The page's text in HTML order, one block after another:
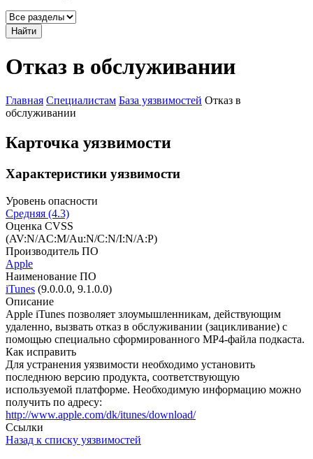
Найти
Отказ в обслуживании
Главная Специалистам База уязвимостей Отказ в
обслуживании
Карточка уязвимости
Характеристики уязвимости
Уровень опасности
Средняя (4.3)
Оценка CVSS
(AV:N/AC:M/Au:N/C:N/I:N/A:P)
Производитель ПО
Apple
Наименование ПО
iTunes (9.0.0.0, 9.1.0.0)
Описание
Apple iTunes позволяет злоумышленникам, действующим
удаленно, вызвать отказ в обслуживании (зацикливание) с
помощью специально сформированного MP4-файла подкаста.
Как исправить
Для устранения уязвимости необходимо установить
последнюю версию продукта, соответствующую
используемой платформе. Необходимую информацию можно
получить по адресу:
http://www.apple.com/dk/itunes/download/
Ссылки
Назад к списку уязвимостей